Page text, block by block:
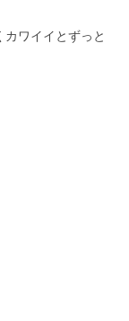
ワイイとずっと